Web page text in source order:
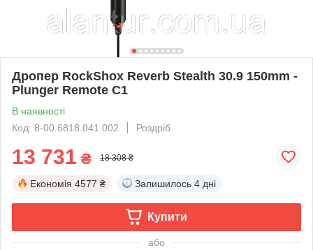
Дропер RockShox Reverb Stealth 30.9 150mm -
Plunger Remote C1
В наявності
Код: 8-00.6818.041.002
Роздріб
13 731 ₴ 18 308 ₴
Економія 4577 ₴ Залишилось 4 дні
Купити
або